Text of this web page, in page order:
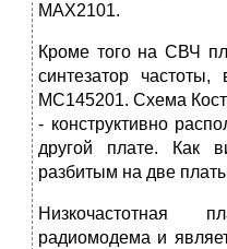
MAX2101.
Кроме того на СВЧ
синтезатор
MC145201. Схема
- конструктивно
другой плате. Как
разбитым на две
Низкочастотная
радиомодема и